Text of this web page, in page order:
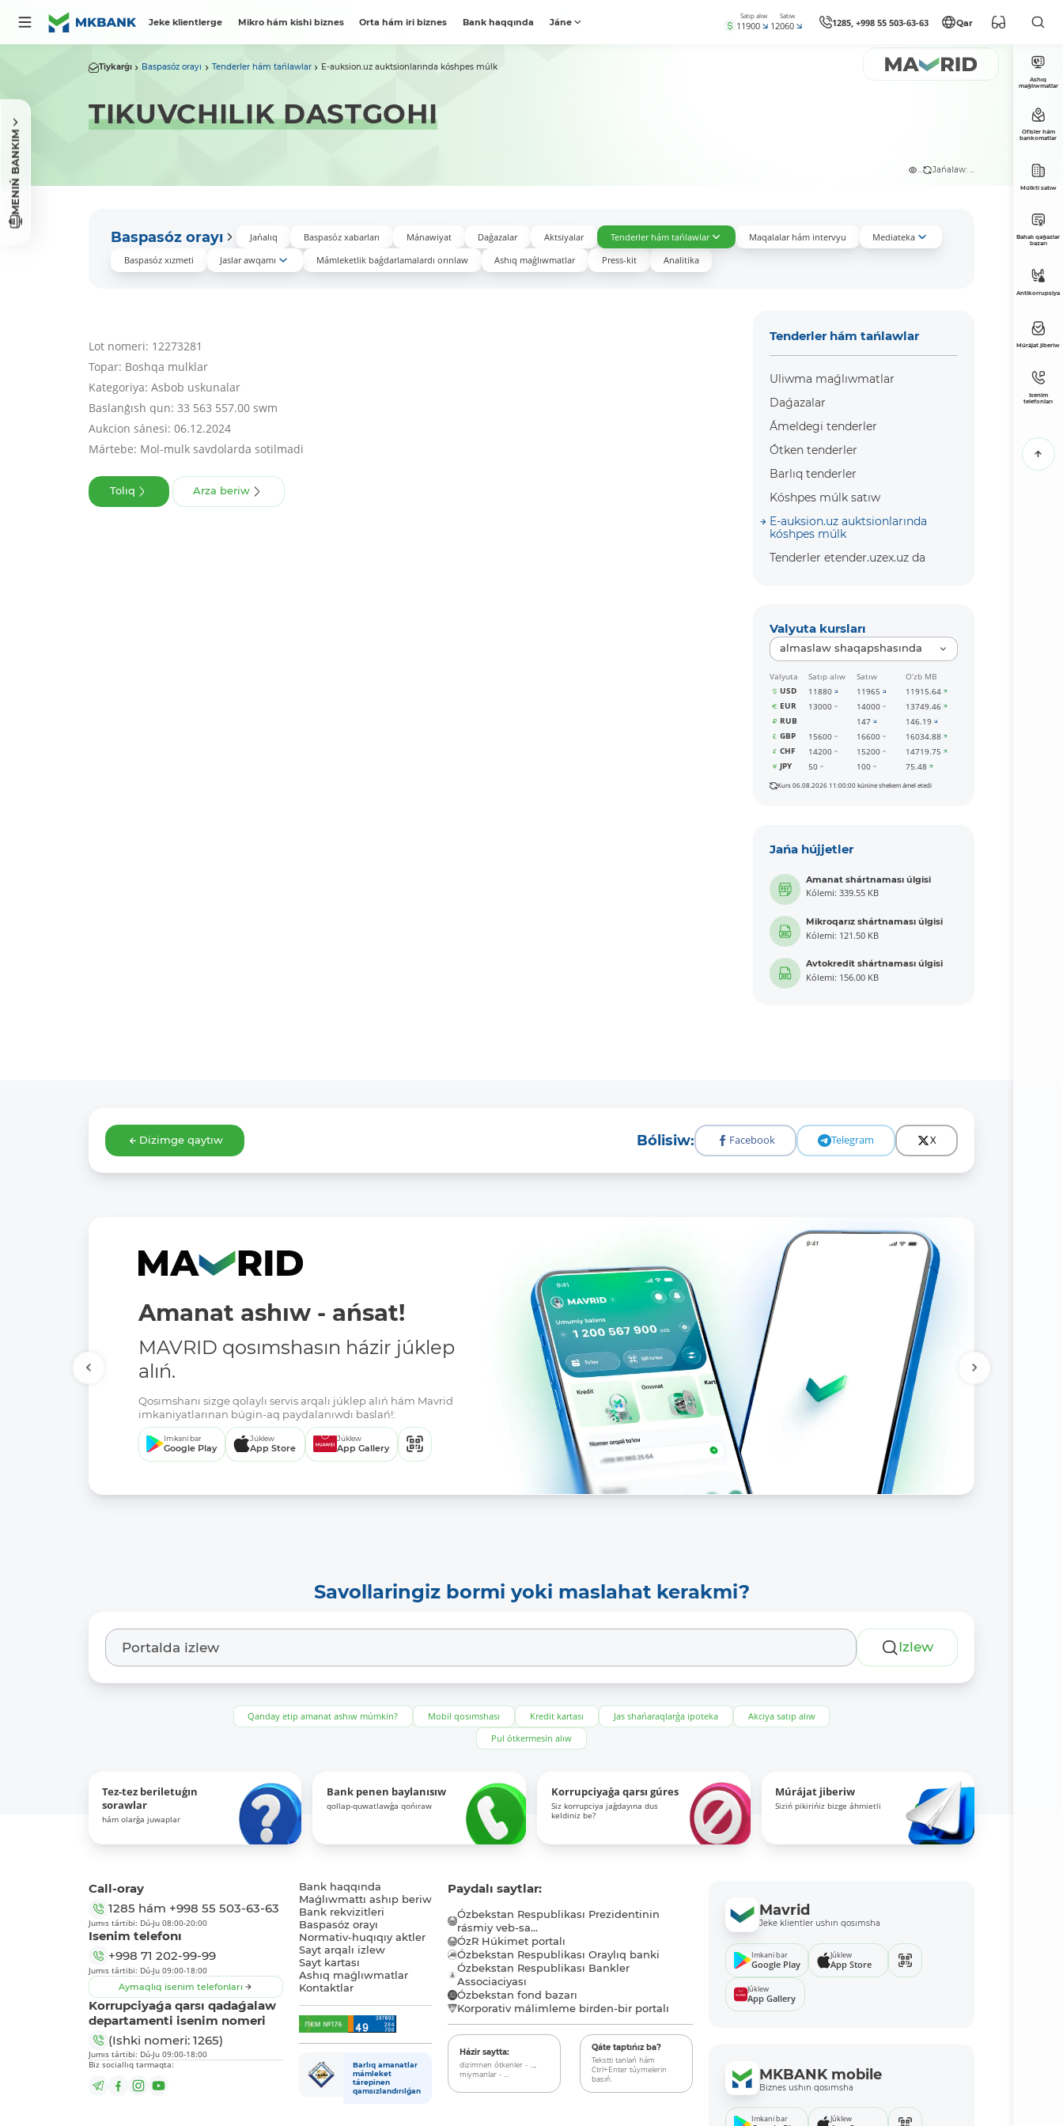
Jeke klientlerge Mikro hám kishi biznes Orta hám iri biznes Bank haqqında Jáne
Satıp alıw
11900
Satıw
12060 1285, +998 55 503-63-63 Qar
MENIŃ BANKIM
Tiykarǵı Baspasóz orayı Tenderler hám tańlawlar E-auksion.uz auktsionlarında kóshpes múlk
TIKUVCHILIK DASTGOHI
... Jańalaw: ...
Baspasóz orayı Jańalıq Baspasóz xabarları Mánawiyat Daǵazalar Aktsiyalar Tenderler hám tańlawlar Maqalalar hám intervyu
Mediateka
Baspasóz xızmeti
Jaslar awqamı Mámleketlik baǵdarlamalardı orınlaw Ashıq maǵlıwmatlar Press-kit Analitika
Lot nomeri: 12273281
Topar: Boshqa mulklar
Kategoriya: Asbob uskunalar
Baslanǵısh qun: 33 563 557.00 swm
Aukcion sánesi: 06.12.2024
Mártebe: Mol-mulk savdolarda sotilmadi
Tolıq Arza beriw
Tenderler hám tańlawlar
Uliwma maǵlıwmatlar
Daǵazalar
Ámeldegi tenderler
Ótken tenderler
Barlıq tenderler
Kóshpes múlk satıw
E-auksion.uz auktsionlarında
kóshpes múlk
Tenderler etender.uzex.uz da
Valyuta kursları
almaslaw shaqapshasında
Valyuta Satıp alıw Satıw
O‘zb MB
USD
11880 11965
11915.64
EUR
13000 14000
13749.46
RUB
147
146.19
GBP
15600 16600
16034.88
CHF
14200 15200
14719.75
JPY
50 100 75.48
Kurs 06.08.2026 11:00:00 kúnine shekem ámel etedi
Jańa hújjetler
Amanat shártnaması úlgisi
Kólemi: 339.55 KB
Mikroqarız shártnaması úlgisi
Kólemi: 121.50 KB
Avtokredit shártnaması úlgisi
Kólemi: 156.00 KB
Dizimge qaytıw Bólisiw: Facebook Telegram X
Amanat ashıw - ańsat!
MAVRID qosımshasın házir júklep
alıń.
Qosımshanı sizge qolaylı servis arqalı júklep alıń hám Mavrid
imkaniyatlarınan búgin-aq paydalanıwdı baslań!:
Imkani bar
Google Play
Júklew
App Store
Júklew
App Gallery
Savollaringiz bormi yoki maslahat kerakmi?
Izlew
Qanday etip amanat ashıw múmkin? Mobil qosımshası Kredit kartası Jas shańaraqlarǵa ipoteka
Akciya satıp alıw
Pul ótkermesin alıw
Tez-tez beriletuǵın
sorawlar
hám olarǵa juwaplar
Bank penen baylanısıw
qollap-quwatlawǵa qońıraw
Korrupciyaǵa qarsı gúres
Siz korrupciya jaǵdayına dus
keldiniz be?
Múrájat jiberiw
Siziń pikirińiz bizge áhmietli
Ashıq
maǵlıwmatlar
Ofisler hám
bankomatlar
Múlkti satıw
Bahalı qaǵazlar
bazarı
Antikorrupsiya
Múrájat jiberiw
Isenim
telefonları
Call-oray
1285 hám +998 55 503-63-63
Jumıs tártibi: Dú-Ju 08:00-20:00
Isenim telefonı
+998 71 202-99-99
Jumıs tártibi: Dú-Ju 09:00-18:00
Aymaqlıq isenim telefonları
Korrupciyaǵa qarsı qadaǵalaw
departamenti isenim nomeri
(Ishki nomeri: 1265)
Jumıs tártibi: Dú-Ju 09:00-18:00
Biz sociallıq tarmaqta:
Bank haqqında
Maǵlıwmattı ashıp beriw
Bank rekvizitleri
Baspasóz orayı
Normativ-huqıqıy aktler
Sayt arqalı izlew
Sayt kartası
Ashıq maǵlıwmatlar
Kontaktlar
Barlıq amanatlar
mámleket
tárepinen
qamsızlandırılǵan
Paydalı saytlar:
Ózbekstan Respublikası Prezidentinin
rásmiy veb-sa...
ÓzR Húkimet portalı
Ózbekstan Respublikası Oraylıq banki
Ózbekstan Respublikası Bankler
Associaciyası
Ózbekstan fond bazarı
Korporativ málimleme birden-bir portalı
Házir saytta:
dizimnen ótkenler - ...,
miymanlar - ...
Qáte taptıńız ba?
Tekstti tanlań hám
Ctrl+Enter túymelerin
basıń.
Mavrid
Jeke klientler ushın qosımsha
Imkani bar
Google Play
Júklew
App Store
Júklew
App Gallery
MKBANK mobile
Biznes ushın qosımsha
Imkani bar Júklew